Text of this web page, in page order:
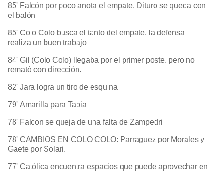
85' Falcón por poco anota el empate. Dituro se queda con
el balón
85' Colo Colo busca el tanto del empate, la defensa
realiza un buen trabajo
84' Gil (Colo Colo) llegaba por el primer poste, pero no
remató con dirección.
82' Jara logra un tiro de esquina
79' Amarilla para Tapia
78' Falcon se queja de una falta de Zampedri
78' CAMBIOS EN COLO COLO: Parraguez por Morales y
Gaete por Solari.
77' Católica encuentra espacios que puede aprovechar en